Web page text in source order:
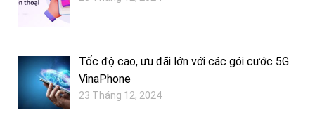
Tốc độ cao, ưu đãi lớn với các gói cước 5G
VinaPhone
23 Tháng 12, 2024